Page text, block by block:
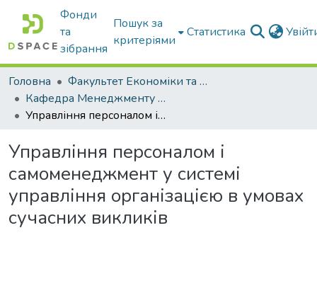
Фонди
та
зібрання
Пошук за
критеріями
Статистика
Головна
Факультет Економіки та бізнесу
Кафедра Менеджменту та публічного адміністрування
Управління персоналом і самоменеджмент у системі управління організацією в умовах сучасних викликів
Управління персоналом і
самоменеджмент у системі
управління організацією в умовах
сучасних викликів